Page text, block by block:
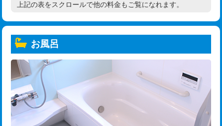
高度高圧洗浄換 現地調査
トーラー機使用/3mまで
追加トーラー機使用/3m超え
カメラ調査 33,000円
桝清掃 8,800円
上記の表をスクロールで他の料金もご覧になれます。
お風呂